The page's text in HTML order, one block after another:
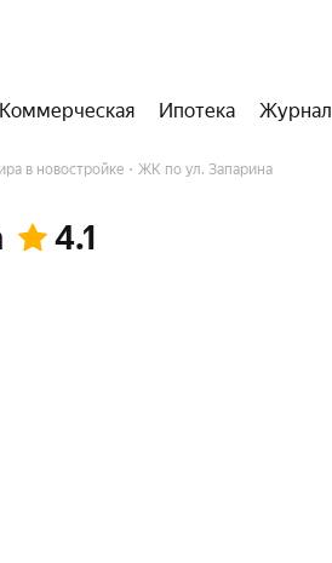
Коммерческая Ипотека Журнал
в новостройке ЖК по ул. Запарина
4.1